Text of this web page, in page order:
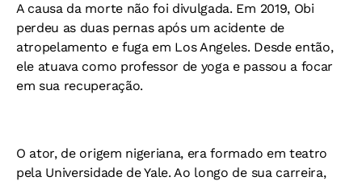
A causa da morte não foi divulgada. Em 2019, Obi
perdeu as duas pernas após um acidente de
atropelamento e fuga em Los Angeles. Desde então,
ele atuava como professor de yoga e passou a focar
em sua recuperação.
O ator, de origem nigeriana, era formado em teatro
pela Universidade de Yale. Ao longo de sua carreira,